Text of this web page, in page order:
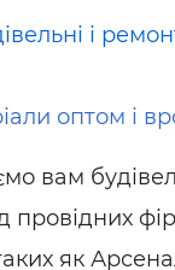
і
оптом і
вам
провідних
як